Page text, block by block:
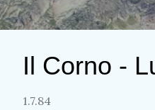
Il Corno -
1.7.84